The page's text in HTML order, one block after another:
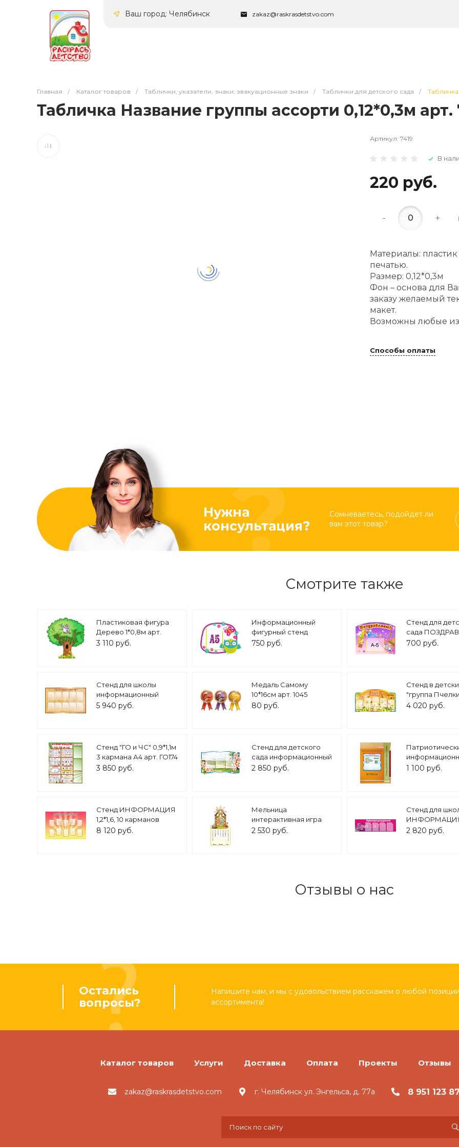
Ваш город: Челябинск zakaz@raskrasdetstvo.com
Главная / Каталог товаров / Таблички, указатели, знаки, эвакуационные знаки / Таблички для детского сада /
Табличка Название группы ассорти 0,12*0,3м арт.
Артикул: 7419
В
220 руб.
- +
Материалы:
печатью.
Размер: 0,12*0,3м
Фон – основа для
заказу желаемый
макет.
Возможны любые
Способы оплаты
Нужна
консультация?
Сомневаетесь, подойдет ли
вам этот товар?
Смотрите также
Пластиковая фигура
Дерево 1*0,8м арт.
4483
3 110 руб.
Информационный
фигурный стенд
"Совушка" карман А5
750 руб.
Стенд для
сада
0,3*0,4м 1
700 руб.
Стенд для школы
информационный
Подготовка к ОГЭ И
5 940 руб.
Медаль Самому
10*16см арт. 1045
80 руб.
Стенд в
"группа
карманов
4 020 руб.
Стенд "ГО и ЧС" 0,9*1,1м
3 кармана А4 арт. ГО174
3 850 руб.
Стенд для детского
сада информационный
фигурный "Розовые
2 850 руб.
стенд Наш край
1 100 руб.
Стенд ИНФОРМАЦИЯ
1,2*1,6, 10 карманов
арт.733
8 120 руб.
Мельница
интерактивная игра
для детей
2 530 руб.
Стенд для
РОДИТЕЛЕЙ
2 820 руб.
Отзывы о нас
Остались
вопросы?
Напишите нам, и мы с удовольствием расскажем о любой
ассортимента!
Каталог товаров Услуги Доставка Оплата Проекты Отзывы
zakaz@raskrasdetstvo.com г. Челябинск ул. Энгельса, д. 77а 8 951 123